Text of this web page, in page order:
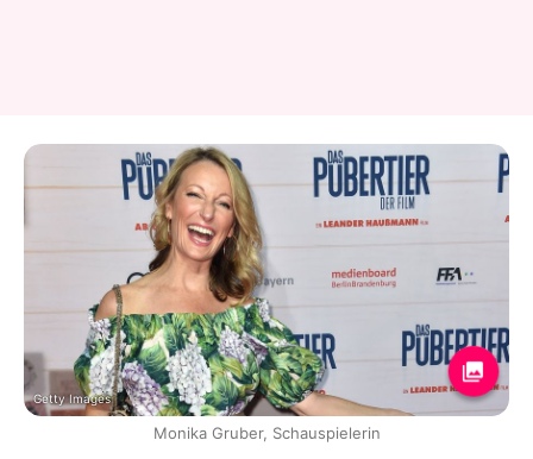
Getty Images
Monika Gruber, Schauspielerin